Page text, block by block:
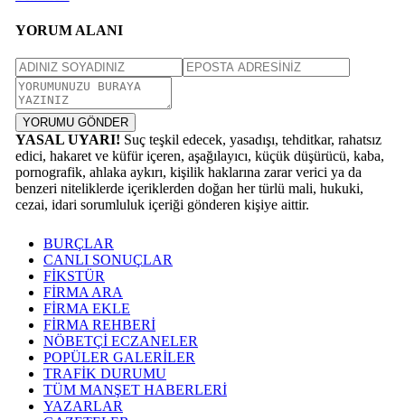
YORUM ALANI
YORUMU GÖNDER
YASAL UYARI! Suç teşkil edecek, yasadışı, tehditkar, rahatsız
edici, hakaret ve küfür içeren, aşağılayıcı, küçük düşürücü, kaba,
pornografik, ahlaka aykırı, kişilik haklarına zarar verici ya da
benzeri niteliklerde içeriklerden doğan her türlü mali, hukuki,
cezai, idari sorumluluk içeriği gönderen kişiye aittir.
BURÇLAR
CANLI SONUÇLAR
FİKSTÜR
FİRMA ARA
FİRMA EKLE
FİRMA REHBERİ
NÖBETÇİ ECZANELER
POPÜLER GALERİLER
TRAFİK DURUMU
TÜM MANŞET HABERLERİ
YAZARLAR